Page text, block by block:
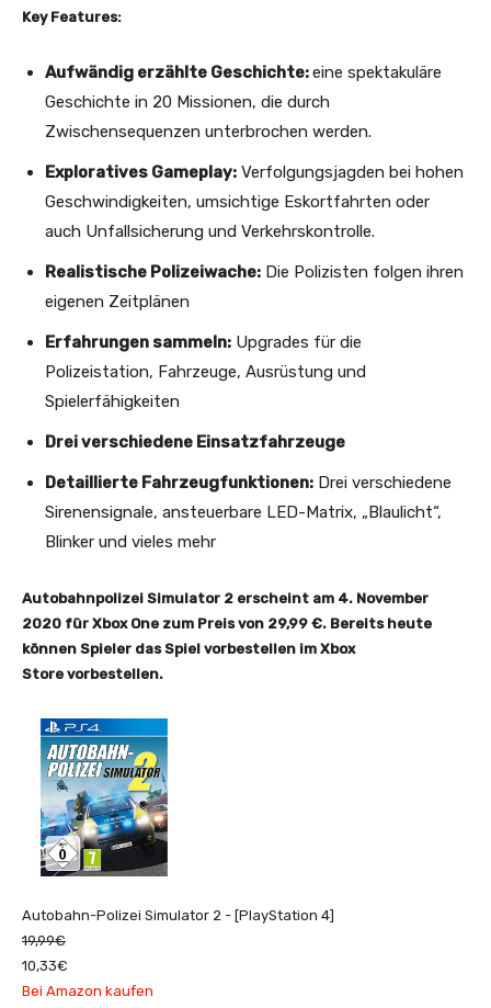
Key Features:
Aufwändig erzählte Geschichte:eine spektakuläre
Geschichte in 20 Missionen, die durch
Zwischensequenzen unterbrochen werden.
Exploratives Gameplay: Verfolgungsjagden bei hohen
Geschwindigkeiten, umsichtige Eskortfahrten oder
auch Unfallsicherung und Verkehrskontrolle.
Realistische Polizeiwache: Die Polizisten folgen ihren
eigenen Zeitplänen
Erfahrungen sammeln: Upgrades für die
Polizeistation, Fahrzeuge, Ausrüstung und
Spielerfähigkeiten
Drei verschiedene Einsatzfahrzeuge
Detaillierte Fahrzeugfunktionen: Drei verschiedene
Sirenensignale, ansteuerbare LED-Matrix, „Blaulicht“,
Blinker und vieles mehr
Autobahnpolizei Simulator 2 erscheint am 4. November
2020 für Xbox One zum Preis von 29,99 €. Bereits heute
können Spieler das Spiel vorbestellen im Xbox
Store vorbestellen.
Autobahn-Polizei Simulator 2 - [PlayStation 4]
19,99€
10,33€
Bei Amazon kaufen